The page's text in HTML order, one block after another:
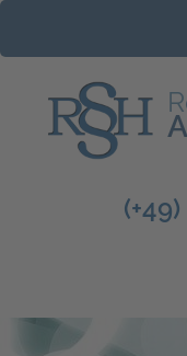
springen
drücken)